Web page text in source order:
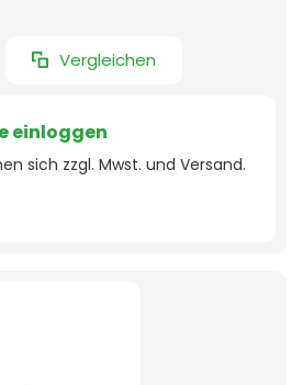
Vergleichen
einloggen
sich zzgl. Mwst. und Versand.